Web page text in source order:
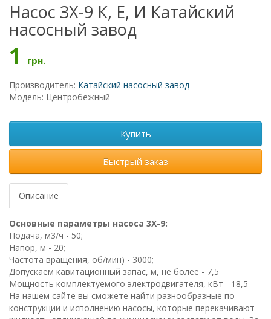
Насос 3Х-9 К, Е, И Катайский
насосный завод
1 грн.
Производитель: Катайский насосный завод
Модель: Центробежный
Купить
Быстрый заказ
Описание
Основные параметры насоса 3Х-9:
Подача, м3/ч - 50;
Напор, м - 20;
Частота вращения, об/мин) - 3000;
Допускаем кавитационный запас, м, не более - 7,5
Мощность комплектуемого электродвигателя, кВт - 18,5
На нашем сайте вы сможете найти разнообразные по
конструкции и исполнению насосы, которые перекачивают